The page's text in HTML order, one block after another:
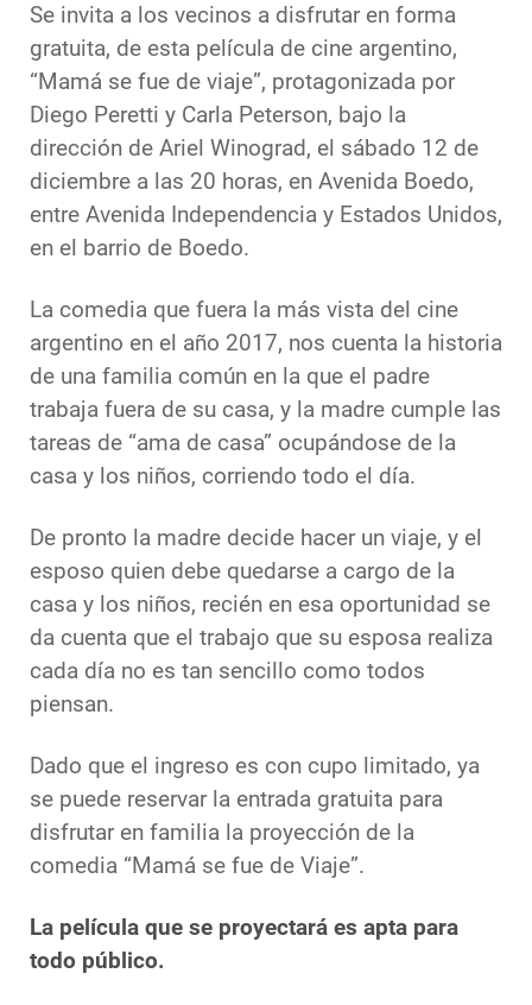
Se invita a los vecinos a disfrutar en forma
gratuita, de esta película de cine argentino,
“Mamá se fue de viaje”, protagonizada por
Diego Peretti y Carla Peterson, bajo la
dirección de Ariel Winograd, el sábado 12 de
diciembre a las 20 horas, en Avenida Boedo,
entre Avenida Independencia y Estados Unidos,
en el barrio de Boedo.
La comedia que fuera la más vista del cine
argentino en el año 2017, nos cuenta la historia
de una familia común en la que el padre
trabaja fuera de su casa, y la madre cumple las
tareas de “ama de casa” ocupándose de la
casa y los niños, corriendo todo el día.
De pronto la madre decide hacer un viaje, y el
esposo quien debe quedarse a cargo de la
casa y los niños, recién en esa oportunidad se
da cuenta que el trabajo que su esposa realiza
cada día no es tan sencillo como todos
piensan.
Dado que el ingreso es con cupo limitado, ya
se puede reservar la entrada gratuita para
disfrutar en familia la proyección de la
comedia “Mamá se fue de Viaje”.
La película que se proyectará es apta para
todo público.